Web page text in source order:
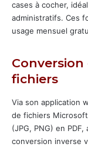
cases à cocher,
administratifs. Ces
usage mensuel
fichiers
Via son application
de fichiers Microsoft
(JPG, PNG) en
conversion inverse